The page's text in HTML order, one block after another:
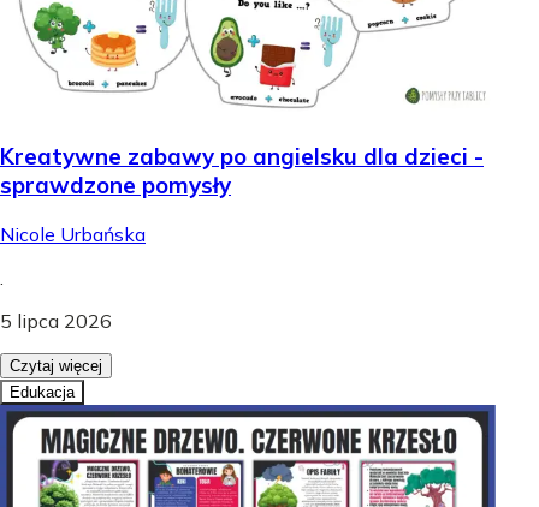
Kreatywne zabawy po angielsku dla dzieci -
sprawdzone pomysły
Nicole Urbańska
5 lipca 2026
Czytaj więcej
Edukacja